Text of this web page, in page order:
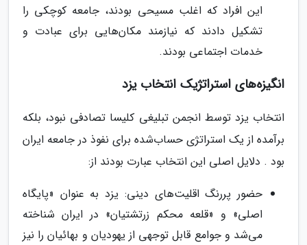
این افراد که اغلب مسیحی بودند، جامعه کوچکی را
تشکیل دادند که نیازمند مکان‌هایی برای عبادت و
خدمات اجتماعی بودند.
انگیزه‌های استراتژیک انتخاب یزد
انتخاب یزد توسط انجمن تبلیغی کلیسا تصادفی نبود، بلکه
برآمده از یک استراتژی حساب‌شده برای نفوذ در جامعه ایران
بود . دلایل اصلی این انتخاب عبارت بودند از:
حضور پررنگ اقلیت‌های دینی: یزد به عنوان «پایگاه
اصلی» و «قلعه محکم زرتشتیان» در ایران شناخته
می‌شد و جوامع قابل توجهی از یهودیان و بهائیان را نیز